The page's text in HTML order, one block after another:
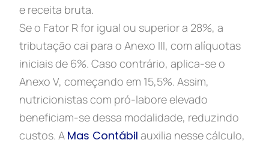
e receita bruta.
Se o Fator R for igual ou superior a 28%, a
tributação cai para o Anexo III, com alíquotas
iniciais de 6%. Caso contrário, aplica-se o
Anexo V, começando em 15,5%. Assim,
nutricionistas com pró-labore elevado
beneficiam-se dessa modalidade, reduzindo
custos. A Mas Contábil auxilia nesse cálculo,